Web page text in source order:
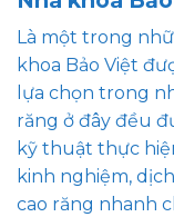
Là một trong
khoa Bảo Việt
lựa chọn trong
răng ở đây đều
kỹ thuật thực
kinh nghiệm,
cao răng nhanh